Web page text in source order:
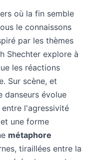
où la fin semble
le connaissons
par les thèmes
Shechter explore à
les réactions
Sur scène, et
danseurs évolue
l'agressivité
une forme
métaphore
tiraillées entre la